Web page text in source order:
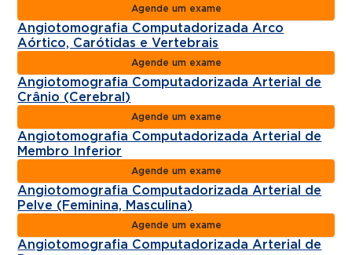
Agende um exame
Angiotomografia Computadorizada Arco
Aórtico, Carótidas e Vertebrais
Agende um exame
Angiotomografia Computadorizada Arterial de
Crânio (Cerebral)
Agende um exame
Angiotomografia Computadorizada Arterial de
Membro Inferior
Agende um exame
Angiotomografia Computadorizada Arterial de
Pelve (Feminina, Masculina)
Agende um exame
Angiotomografia Computadorizada Arterial de